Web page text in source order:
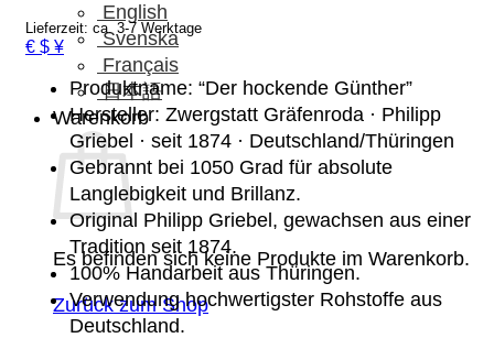
English
Svenska
Français
日本語
Warenkorb
Es befinden sich keine Produkte im Warenkorb.
Zurück zum Shop
Lieferzeit: ca. 3-7 Werktage
€ $ ¥
Produktname: “Der hockende Günther”
Hersteller: Zwergstatt Gräfenroda · Philipp
Griebel · seit 1874 · Deutschland/Thüringen
Gebrannt bei 1050 Grad für absolute
Langlebigkeit und Brillanz.
Original Philipp Griebel, gewachsen aus einer
Tradition seit 1874.
100% Handarbeit aus Thüringen.
Verwendung hochwertigster Rohstoffe aus
Deutschland.